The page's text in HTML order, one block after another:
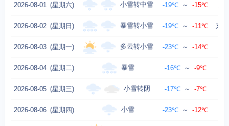
2026-08-01 (星期六) 小雪转中雪 -19℃ ～ -15℃
2026-08-02 (星期日) 暴雪转小雪 -19℃ ～ -11℃ 东
2026-08-03 (星期一) 多云转小雪 -23℃ ～ -14℃
2026-08-04 (星期二) 暴雪 -16℃ ～ -9℃
2026-08-05 (星期三) 小雪转阴 -17℃ ～ -7℃
2026-08-06 (星期四) 小雪 -23℃ ～ -12℃